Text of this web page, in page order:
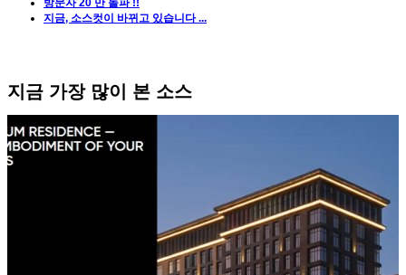
방문자 20 만 돌파 !!
지금, 소스컷이 바뀌고 있습니다 ...
지금 가장 많이 본 소스